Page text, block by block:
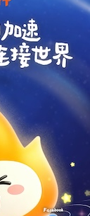
反对
反对[0]